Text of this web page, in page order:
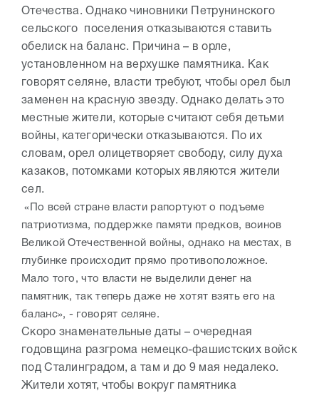
Отечества. Однако чиновники Петрунинского
сельского поселения отказываются ставить
обелиск на баланс. Причина – в орле,
установленном на верхушке памятника. Как
говорят селяне, власти требуют, чтобы орел был
заменен на красную звезду. Однако делать это
местные жители, которые считают себя детьми
войны, категорически отказываются. По их
словам, орел олицетворяет свободу, силу духа
казаков, потомками которых являются жители
сел.
«По всей стране власти рапортуют о подъеме
патриотизма, поддержке памяти предков, воинов
Великой Отечественной войны, однако на местах, в
глубинке происходит прямо противоположное.
Мало того, что власти не выделили денег на
памятник, так теперь даже не хотят взять его на
баланс», - говорят селяне.
Скоро знаменательные даты – очередная
годовщина разгрома немецко-фашистских войск
под Сталинградом, а там и до 9 мая недалеко.
Жители хотят, чтобы вокруг памятника